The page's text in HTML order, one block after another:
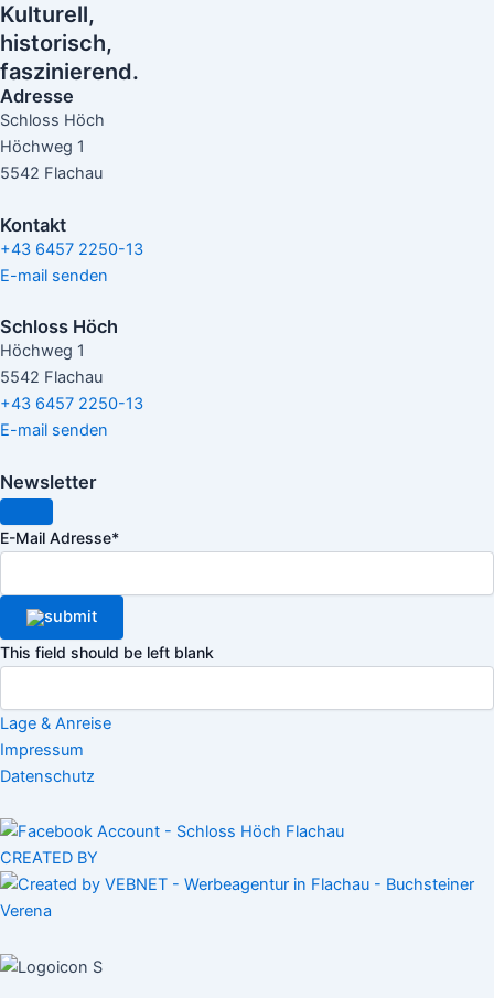
Kulturell,
historisch,
faszinierend.
Adresse
Schloss Höch
Höchweg 1
5542 Flachau
Kontakt
+43 6457 2250-13
E-mail senden
Schloss Höch
Höchweg 1
5542 Flachau
+43 6457 2250-13
E-mail senden
Newsletter
E-Mail Adresse*
This field should be left blank
Lage & Anreise
Impressum
Datenschutz
CREATED BY